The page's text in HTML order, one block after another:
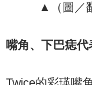
▲（圖／
嘴角、下巴痣代